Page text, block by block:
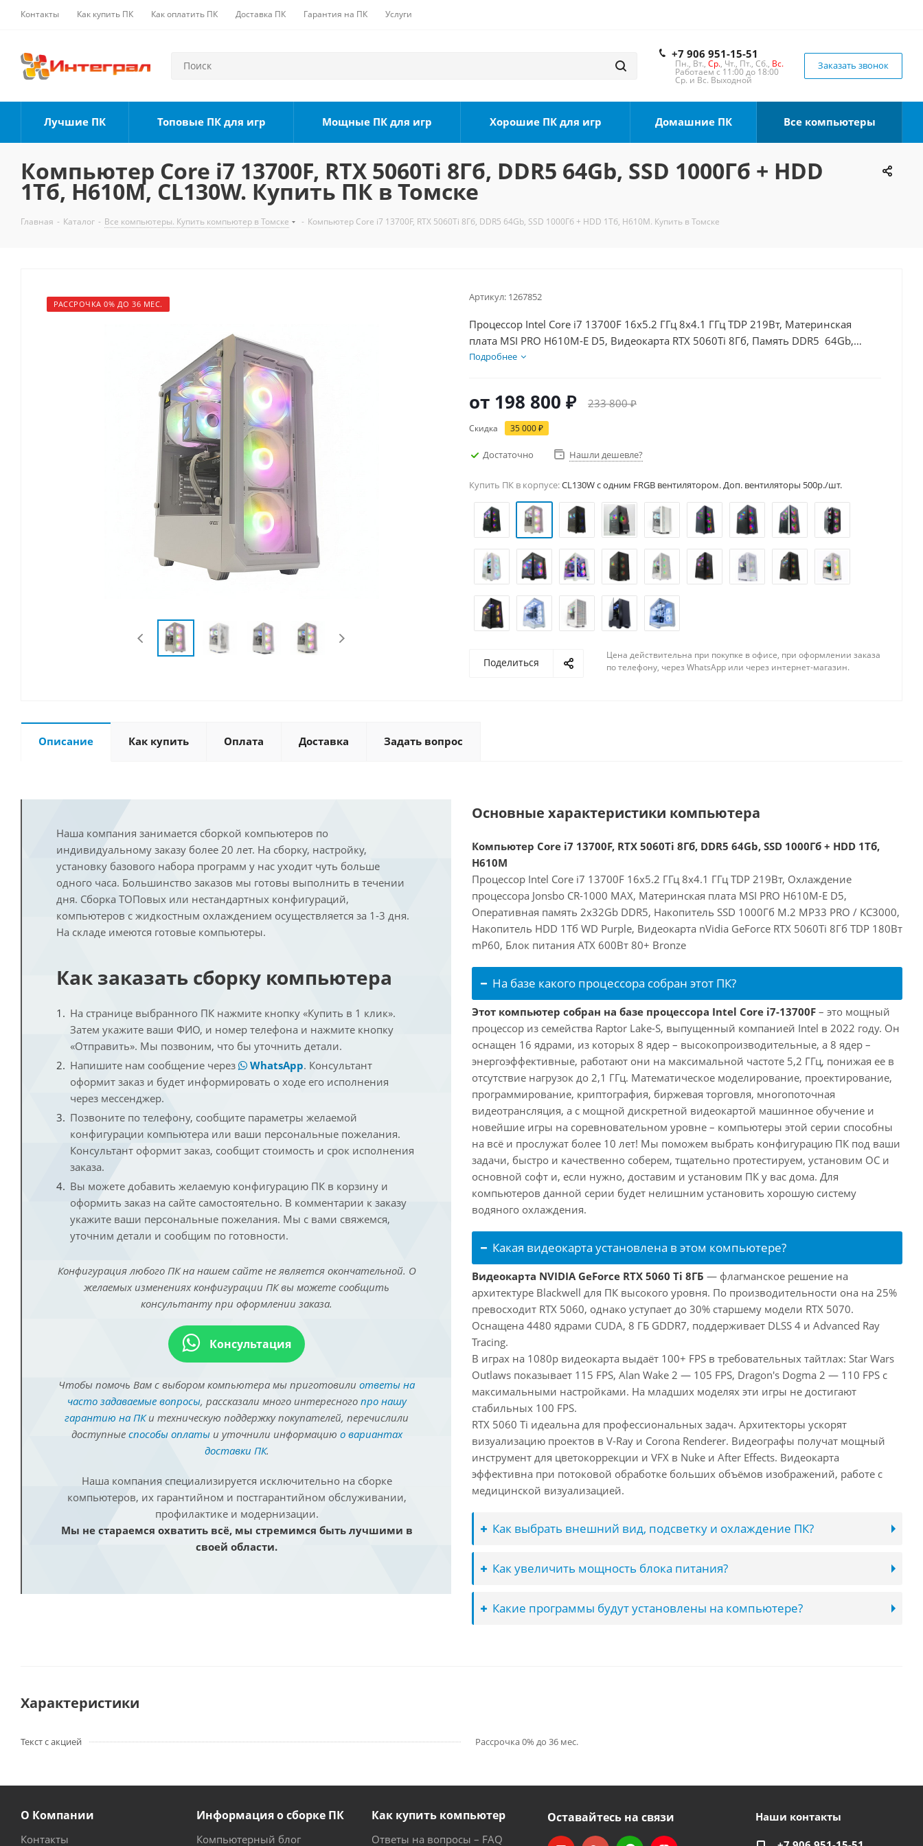
Контакты Как купить ПК Как оплатить ПК Доставка ПК Гарантия на ПК Услуги
+7 906 951-15-51
Пн., Вт., Ср., Чт., Пт., Сб., Вс.
Работаем с 11:00 до 18:00
Ср. и Вс. Выходной
Заказать звонок
Лучшие ПК Топовые ПК для игр Мощные ПК для игр Хорошие ПК для игр Домашние ПК Все компьютеры
Компьютер Core i7 13700F, RTX 5060Ti 8Гб, DDR5 64Gb, SSD 1000Гб + HDD
1Тб, H610M, CL130W. Купить ПК в Томске
Главная - Каталог - Все компьютеры. Купить компьютер в Томске - Компьютер Core i7 13700F, RTX 5060Ti 8Гб, DDR5 64Gb, SSD 1000Гб + HDD 1Тб, H610M. Купить в Томске
РАССРОЧКА 0% ДО 36 МЕС.
Артикул: 1267852
Процессор Intel Core i7 13700F 16x5.2 ГГц 8x4.1 ГГц TDP 219Вт, Материнская
плата MSI PRO H610M-E D5, Видеокарта RTX 5060Ti 8Гб, Память DDR5 64Gb,
Диски SSD 1000Гб + HDD 1Тб, БП 600Вт
Подробнее
от 198 800 ₽ 233 800 ₽
Скидка 35 000 ₽
Достаточно Нашли дешевле?
Купить ПК в корпусе:CL130W c одним FRGB вентилятором. Доп. вентиляторы 500р./шт.
Поделиться
Цена действительна при покупке в офисе, при оформлении заказа
по телефону, через WhatsApp или через интернет-магазин.
Описание Как купить Оплата Доставка Задать вопрос
Наша компания занимается сборкой компьютеров по
индивидуальному заказу более 20 лет. На сборку, настройку,
установку базового набора программ у нас уходит чуть больше
одного часа. Большинство заказов мы готовы выполнить в течении
дня. Сборка ТОПовых или нестандартных конфигураций,
компьютеров с жидкостным охлаждением осуществляется за 1-3 дня.
На складе имеются готовые компьютеры.
Как заказать сборку компьютера
На странице выбранного ПК нажмите кнопку «Купить в 1 клик».
Затем укажите ваши ФИО, и номер телефона и нажмите кнопку
«Отправить». Мы позвоним, что бы уточнить детали.
Напишите нам сообщение через
WhatsApp. Консультант
оформит заказ и будет информировать о ходе его исполнения
через мессенджер.
Позвоните по телефону, сообщите параметры желаемой
конфигурации компьютера или ваши персональные пожелания.
Консультант оформит заказ, сообщит стоимость и срок исполнения
заказа.
Вы можете добавить желаемую конфигурацию ПК в корзину и
оформить заказ на сайте самостоятельно. В комментарии к заказу
укажите ваши персональные пожелания. Мы с вами свяжемся,
уточним детали и сообщим по готовности.
Конфигурация любого ПК на нашем сайте не является окончательной. О
желаемых изменениях конфигурации ПК вы можете сообщить
консультанту при оформлении заказа.
Консультация
Чтобы помочь Вам с выбором компьютера мы приготовили ответы на
часто задаваемые вопросы, рассказали много интересного про нашу
гарантию на ПКи техническую поддержку покупателей, перечислили
доступные способы оплатыи уточнили информацию о вариантах
доставки ПК.
Наша компания специализируется исключительно на сборке
компьютеров, их гарантийном и постгарантийном обслуживании,
профилактике и модернизации.
Мы не стараемся охватить всё, мы стремимся быть лучшими в
своей области.
Основные характеристики компьютера
Компьютер Core i7 13700F, RTX 5060Ti 8Гб, DDR5 64Gb, SSD 1000Гб + HDD 1Тб,
H610M
Процессор Intel Core i7 13700F 16x5.2 ГГц 8x4.1 ГГц TDP 219Вт, Охлаждение
процессора Jonsbo CR-1000 MAX, Материнская плата MSI PRO H610M-E D5,
Оперативная память 2x32Gb DDR5, Накопитель SSD 1000Гб M.2 MP33 PRO / KC3000,
Накопитель HDD 1Тб WD Purple, Видеокарта nVidia GeForce RTX 5060Ti 8Гб TDP 180Вт
mP60, Блок питания ATX 600Вт 80+ Bronze
На базе какого процессора собран этот ПК?
Этот компьютер собран на базе процессора Intel Core i7-13700F – это мощный
процессор из семейства Raptor Lake-S, выпущенный компанией Intel в 2022 году. Он
оснащен 16 ядрами, из которых 8 ядер – высокопроизводительные, а 8 ядер –
энергоэффективные, работают они на максимальной частоте 5,2 ГГц, понижая ее в
отсутствие нагрузок до 2,1 ГГц. Математическое моделирование, проектирование,
программирование, криптография, биржевая торговля, многопоточная
видеотрансляция, а с мощной дискретной видеокартой машинное обучение и
новейшие игры на соревновательном уровне – компьютеры этой серии способны
на всё и прослужат более 10 лет! Мы поможем выбрать конфигурацию ПК под ваши
задачи, быстро и качественно соберем, тщательно протестируем, установим ОС и
основной софт и, если нужно, доставим и установим ПК у вас дома. Для
компьютеров данной серии будет нелишним установить хорошую систему
водяного охлаждения.
Какая видеокарта установлена в этом компьютере?
Видеокарта NVIDIA GeForce RTX 5060 Ti 8ГБ — флагманское решение на
архитектуре Blackwell для ПК высокого уровня. По производительности она на 25%
превосходит RTX 5060, однако уступает до 30% старшему модели RTX 5070.
Оснащена 4480 ядрами CUDA, 8 ГБ GDDR7, поддерживает DLSS 4 и Advanced Ray
Tracing.
В играх на 1080p видеокарта выдаёт 100+ FPS в требовательных тайтлах: Star Wars
Outlaws показывает 115 FPS, Alan Wake 2 — 105 FPS, Dragon's Dogma 2 — 110 FPS с
максимальными настройками. На младших моделях эти игры не достигают
стабильных 100 FPS.
RTX 5060 Ti идеальна для профессиональных задач. Архитекторы ускорят
визуализацию проектов в V-Ray и Corona Renderer. Видеографы получат мощный
инструмент для цветокоррекции и VFX в Nuke и After Effects. Видеокарта
эффективна при потоковой обработке больших объёмов изображений, работе с
медицинской визуализацией.
Как выбрать внешний вид, подсветку и охлаждение ПК?
Как увеличить мощность блока питания?
Какие программы будут установлены на компьютере?
Характеристики
Текст с акцией Рассрочка 0% до 36 мес.
О Компании
Контакты
Информация о сборке ПК
Компьютерный блог
Как купить компьютер
Ответы на вопросы – FAQ
Оставайтесь на связи Наши контакты